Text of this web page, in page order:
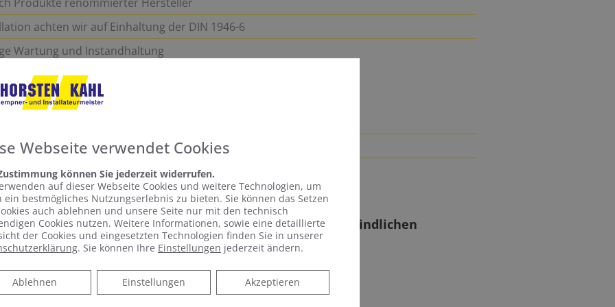
achten wir auf Einhaltung der DIN 1946-6
Wartung und Instandhaltung
nötigen Fremdgewerke für Sie
Lieferung und Installation aus einer Hand
und termingerechte Ausführung
Raumklima zu erreichen! Vereinbaren Sie einen unverbindlichen
Webseite verwendet Cookies
können Sie jederzeit widerrufen.
auf dieser Webseite Cookies und weitere Technologien, um
ein bestmögliches Nutzungserlebnis zu bieten. Sie können das Setzen
auch ablehnen und unsere Seite nur mit den technisch
Cookies nutzen. Weitere Informationen, sowie eine detaillierte
der Cookies und eingesetzten Technologien finden Sie in unserer
. Sie können Ihre Einstellungen jederzeit ändern.
Akzeptieren
Einstellungen
Ablehnen
Ablehnen